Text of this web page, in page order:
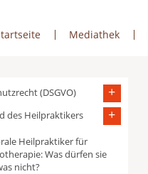
Mediathek
(DSGVO)
des Heilpraktikers
Heilpraktiker für
Was dürfen sie
nicht?